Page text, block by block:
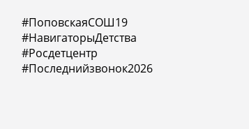
#ПоповскаяСОШ19
#НавигаторыДетства
#Росдетцентр
#Последнийзвонок2026